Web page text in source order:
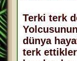
Terki terk
dünya
terk